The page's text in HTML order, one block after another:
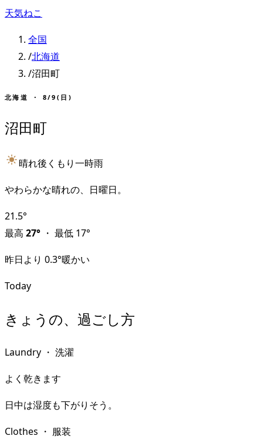
天気ねこ
全国
/北海道
/沼田町
北海道 ・ 8/9(日)
沼田町
晴れ後くもり一時雨
やわらかな晴れの、日曜日。
21.5°
最高 27° ・ 最低 17°
昨日より 0.3°暖かい
Today
きょうの、過ごし方
Laundry ・ 洗濯
よく乾きます
日中は湿度も下がりそう。
Clothes ・ 服装